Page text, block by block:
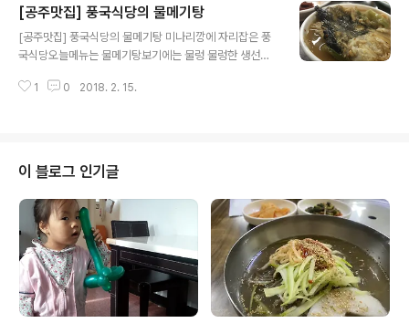
[공주맛집] 풍국식당의 물메기탕
[공주맛집] 풍국식당의 물메기탕 미나리깡에 자리잡은 풍
국식당오늘메뉴는 물메기탕보기에는 물렁 물렁한 생선의
루루 마시면 입안으로 속들어온다. 맛은 묵은김치와 물메
이야기 한다. 난 두가지 맛으로 술잔을 든다. 맛있어서 마시
고 해장국을 먹는 맛으로 마신다.
1 0 2018. 2. 15.
이 블로그 인기글